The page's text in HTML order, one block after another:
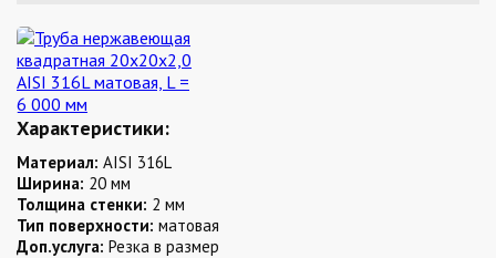
Характеристики:
Материал: AISI 316L
Ширина: 20 мм
Толщина стенки: 2 мм
Тип поверхности: матовая
Доп.услуга: Резка в размер